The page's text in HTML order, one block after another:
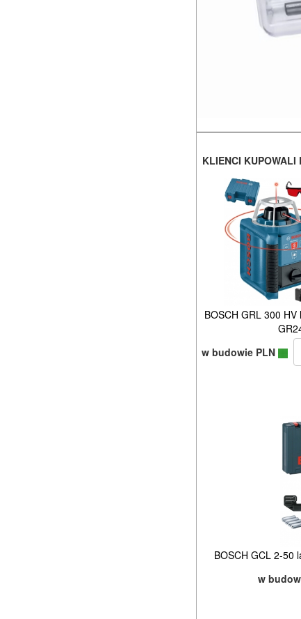
KLIENCI KUPOWALI
BOSCH GRL 300
w budowie PLN
BOSCH GCL 2-50
w